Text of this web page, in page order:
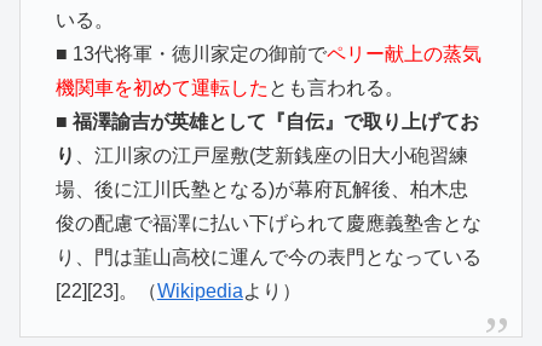
いる。
■ 13代将軍・徳川家定の御前でペリー献上の蒸気
機関車を初めて運転した とも言われる。
■ 福澤諭吉が英雄として『自伝』で取り上げてお
り 、江川家の江戸屋敷(芝新銭座の旧大小砲習練
場、後に江川氏塾となる)が幕府瓦解後、柏木忠
俊の配慮で福澤に払い下げられて慶應義塾舎とな
り、門は韮山高校に運んで今の表門となっている
[22][23]。
（Wikipediaより）